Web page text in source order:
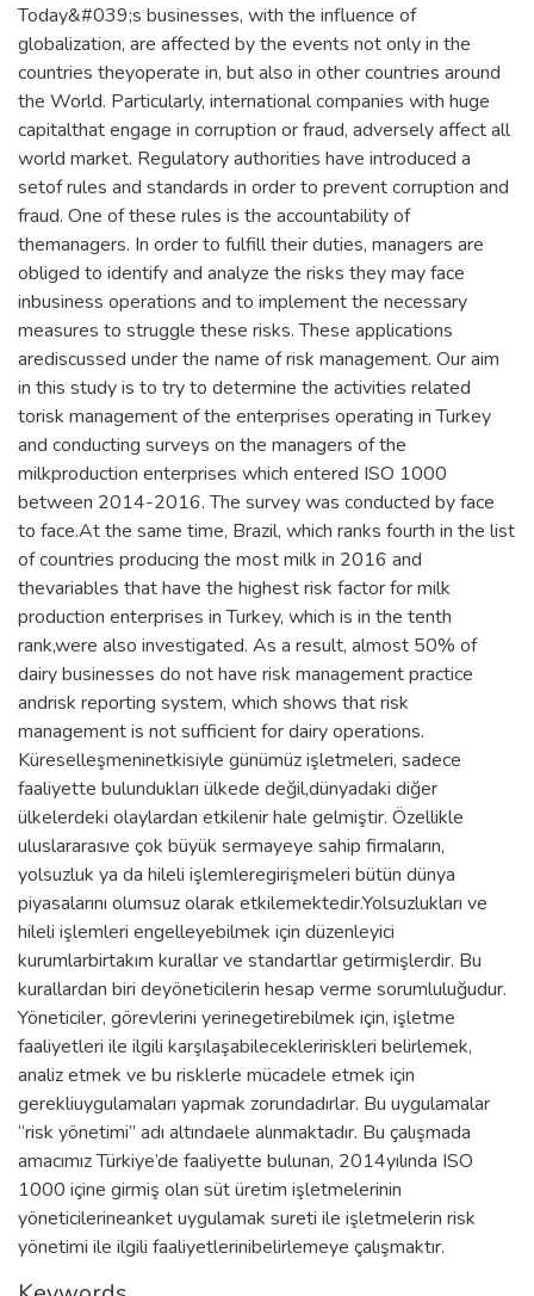
Today&#039;s businesses, with the influence of
globalization, are affected by the events not only in the
countries theyoperate in, but also in other countries around
the World. Particularly, international companies with huge
capitalthat engage in corruption or fraud, adversely affect all
world market. Regulatory authorities have introduced a
setof rules and standards in order to prevent corruption and
fraud. One of these rules is the accountability of
themanagers. In order to fulfill their duties, managers are
obliged to identify and analyze the risks they may face
inbusiness operations and to implement the necessary
measures to struggle these risks. These applications
arediscussed under the name of risk management. Our aim
in this study is to try to determine the activities related
torisk management of the enterprises operating in Turkey
and conducting surveys on the managers of the
milkproduction enterprises which entered ISO 1000
between 2014-2016. The survey was conducted by face
to face.At the same time, Brazil, which ranks fourth in the list
of countries producing the most milk in 2016 and
thevariables that have the highest risk factor for milk
production enterprises in Turkey, which is in the tenth
rank,were also investigated. As a result, almost 50% of
dairy businesses do not have risk management practice
andrisk reporting system, which shows that risk
management is not sufficient for dairy operations.
Küreselleşmeninetkisiyle günümüz işletmeleri, sadece
faaliyette bulundukları ülkede değil,dünyadaki diğer
ülkelerdeki olaylardan etkilenir hale gelmiştir. Özellikle
uluslararasıve çok büyük sermayeye sahip firmaların,
yolsuzluk ya da hileli işlemleregirişmeleri bütün dünya
piyasalarını olumsuz olarak etkilemektedir.Yolsuzlukları ve
hileli işlemleri engelleyebilmek için düzenleyici
kurumlarbirtakım kurallar ve standartlar getirmişlerdir. Bu
kurallardan biri deyöneticilerin hesap verme sorumluluğudur.
Yöneticiler, görevlerini yerinegetirebilmek için, işletme
faaliyetleri ile ilgili karşılaşabilecekleririskleri belirlemek,
analiz etmek ve bu risklerle mücadele etmek için
gerekliuygulamaları yapmak zorundadırlar. Bu uygulamalar
‘‘risk yönetimi’’ adı altındaele alınmaktadır. Bu çalışmada
amacımız Türkiye’de faaliyette bulunan, 2014yılında ISO
1000 içine girmiş olan süt üretim işletmelerinin
yöneticilerineanket uygulamak sureti ile işletmelerin risk
yönetimi ile ilgili faaliyetlerinibelirlemeye çalışmaktır.